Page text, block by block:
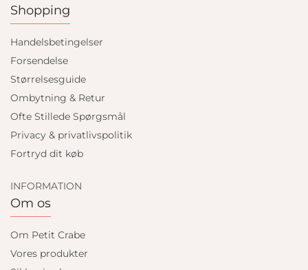
Shopping
Handelsbetingelser
Forsendelse
Størrelsesguide
Ombytning & Retur
Ofte Stillede Spørgsmål
Privacy & privatlivspolitik
Fortryd dit køb
INFORMATION
Om os
Om Petit Crabe
Vores produkter